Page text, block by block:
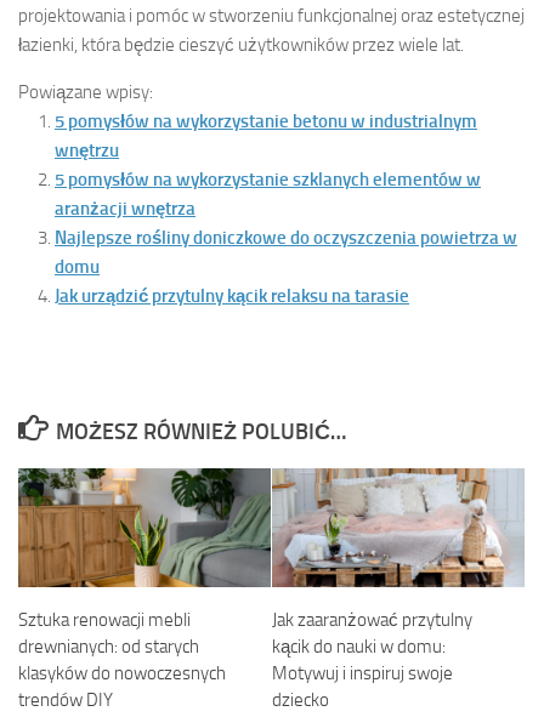
projektowania i pomóc w stworzeniu funkcjonalnej oraz estetycznej
łazienki, która będzie cieszyć użytkowników przez wiele lat.
Powiązane wpisy:
5 pomysłów na wykorzystanie betonu w industrialnym
wnętrzu
5 pomysłów na wykorzystanie szklanych elementów w
aranżacji wnętrza
Najlepsze rośliny doniczkowe do oczyszczenia powietrza w
domu
Jak urządzić przytulny kącik relaksu na tarasie
MOŻESZ RÓWNIEŻ POLUBIĆ…
Sztuka renowacji mebli
drewnianych: od starych
klasyków do nowoczesnych
trendów DIY
Jak zaaranżować przytulny
kącik do nauki w domu:
Motywuj i inspiruj swoje
dziecko